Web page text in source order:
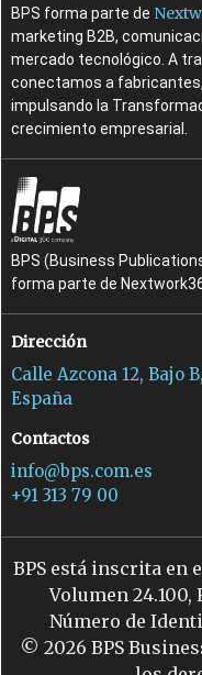
BPS forma parte de
marketing B2B,
mercado tecnológico. A
conectamos a
impulsando la
crecimiento empresarial.
BPS (Business
forma parte de
Dirección
Calle Azcona 12, Bajo
España
Contactos
info@bps.com.es
+91 313 79 00
BPS está inscrita en
Volumen 24.100,
Número de
© 2026 BPS